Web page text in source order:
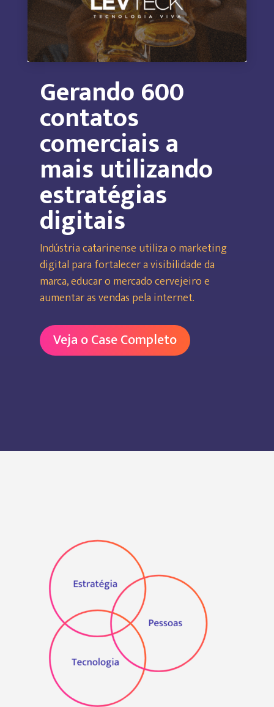
Gerando 600
contatos
comerciais a
mais utilizando
estratégias
digitais
Indústria catarinense utiliza o marketing
digital para fortalecer a visibilidade da
marca, educar o mercado cervejeiro e
aumentar as vendas pela internet.
Veja o Case Completo